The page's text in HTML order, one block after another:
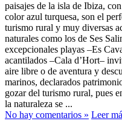
paisajes de la isla de Ibiza,
color azul turquesa, son el
turismo rural y muy diversas
naturales como los de Ses
excepcionales playas –Es
acantilados –Cala d’Hort–
aire libre o de aventura y
marinos, declarados
gozar del turismo rural, pues
la naturaleza se ...
No hay comentarios » Leer